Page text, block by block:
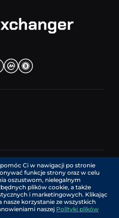
technologicznym. Usługi
autoryzowanych dostawców
przez REMITTIX GLOBAL
w Kanadzie (numer
pod adresem 422
BC V6B 2Z4, CANADA,
Ci w nawigacji po stronie
funkcje strony oraz w celu
oszustwom, nielegalnym
plików cookie, a także
i marketingowych. Klikając
nasze korzystanie ze wszystkich
naszej Polityki plików